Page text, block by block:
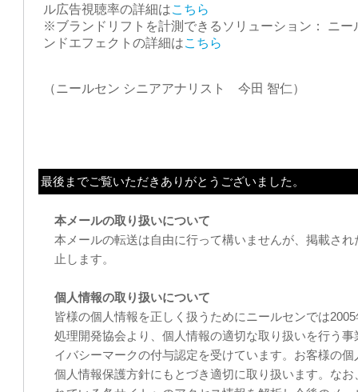
ル広告視聴率の詳細はこちら
※ブランドリフトを計測できるソリューション： ニ
ンドエフェクトの詳細はこちら
（ニールセン シニアアナリスト 今田 智仁）
最後までご覧いただきありがとうございました。
本メールの取り扱いについて
本メールの転送は自由に行って構いませんが、掲載さ
止します。
個人情報の取り扱いについて
皆様の個人情報を正しく扱うためにニールセンでは
処理開発協会より、個人情報の適切な取り扱いを行う
イバシーマークの付与認定を受けています。お客様の
個人情報保護方針にもとづき適切に取り扱います。な